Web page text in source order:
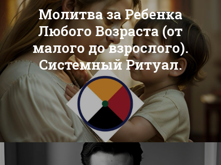
Молитва за Ребенка
Любого Возраста (от
малого до взрослого).
Системный Ритуал.